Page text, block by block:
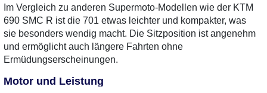
Im Vergleich zu anderen Supermoto-Modellen wie der KTM
690 SMC R ist die 701 etwas leichter und kompakter, was
sie besonders wendig macht. Die Sitzposition ist angenehm
und ermöglicht auch längere Fahrten ohne
Ermüdungserscheinungen.
Motor und Leistung